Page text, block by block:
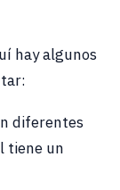
hay algunos
diferentes
tiene un